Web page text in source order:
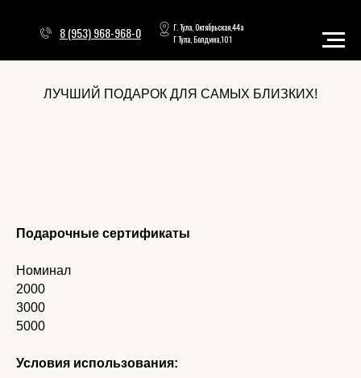
Г. Тула, Октябрьская,44а
Г Тула, Болдина,101
8 (953) 968-968-0
ЛУЧШИЙ ПОДАРОК ДЛЯ САМЫХ БЛИЗКИХ!
Подарочные сертификаты
Номинал
2000
3000
5000
Условия использования: